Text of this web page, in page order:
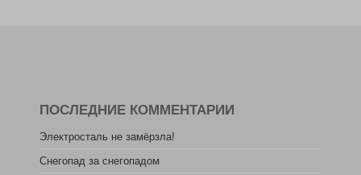
ПОСЛЕДНИЕ КОММЕНТАРИИ
Электросталь не замёрзла!
Снегопад за снегопадом